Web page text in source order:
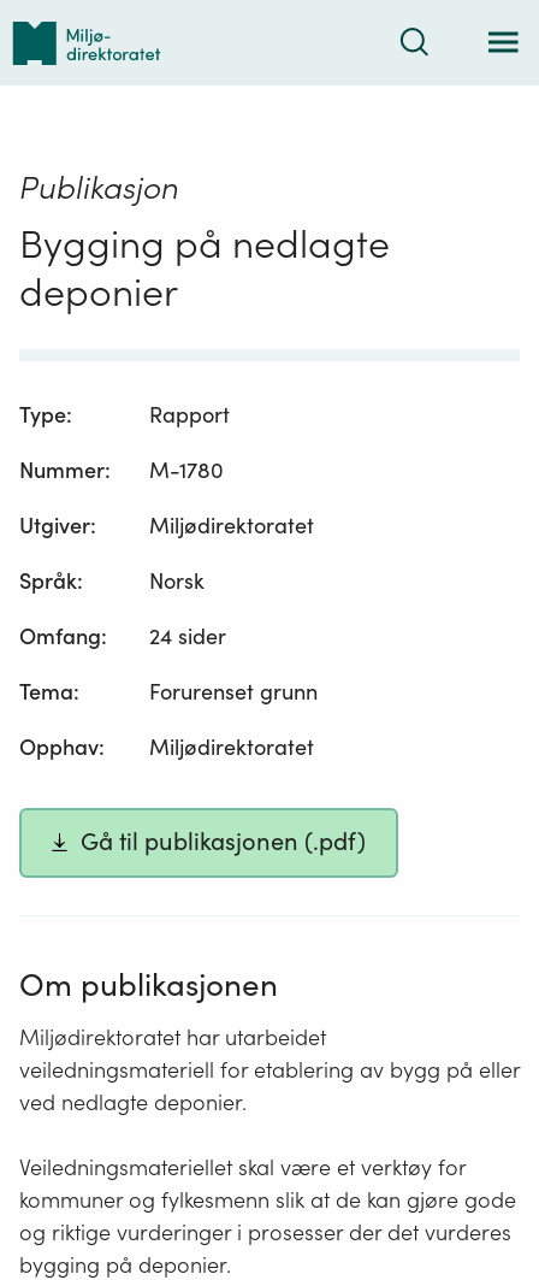
Tilbake
forsiden
Søk
Publikasjon
Bygging på nedlagte
deponier
Type:
Rapport
Nummer:
M-1780
Utgiver:
Miljødirektoratet
Språk:
Norsk
Omfang:
24 sider
Tema:
Forurenset grunn
Opphav: Miljødirektoratet
Gå til publikasjonen (.pdf)
Om publikasjonen
Miljødirektoratet har utarbeidet
veiledningsmateriell for etablering av bygg på eller
ved nedlagte deponier.
Veiledningsmateriellet skal være et verktøy for
kommuner og fylkesmenn slik at de kan gjøre gode
og riktige vurderinger i prosesser der det vurderes
bygging på deponier.